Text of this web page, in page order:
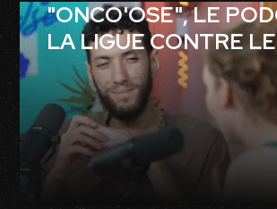
"ONCO'OSE", LE
LA LIGUE CONTRE